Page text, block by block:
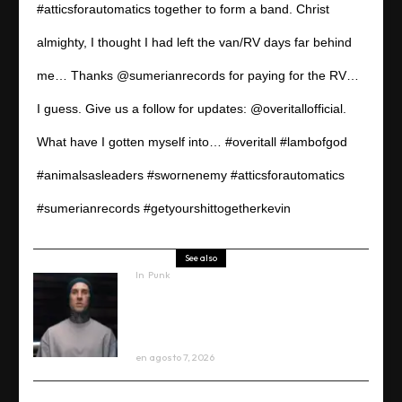
#atticsforautomatics together to form a band. Christ
almighty, I thought I had left the van/RV days far behind
me… Thanks @sumerianrecords for paying for the RV…
I guess. Give us a follow for updates: @overitallofficial.
What have I gotten myself into… #overitall #lambofgod
#animalsasleaders #swornenemy #atticsforautomatics
#sumerianrecords #getyourshittogetherkevin
See also
In Punk
en agosto 7, 2026